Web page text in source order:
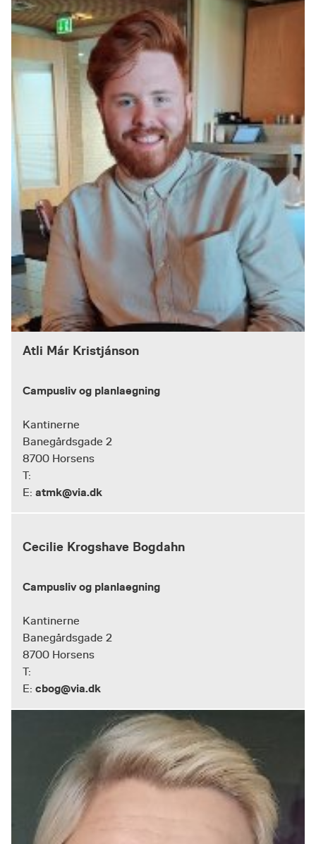
Atli Már Kristjánson
Campusliv og planlaegning
Kantinerne
Banegårdsgade 2
8700 Horsens
T:
E: atmk@via.dk
Cecilie Krogshave Bogdahn
Campusliv og planlaegning
Kantinerne
Banegårdsgade 2
8700 Horsens
T:
E: cbog@via.dk